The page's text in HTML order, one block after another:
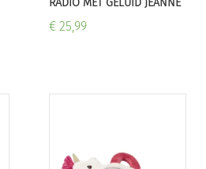
RADIO MET GELUID JEANNE
€ 25,99